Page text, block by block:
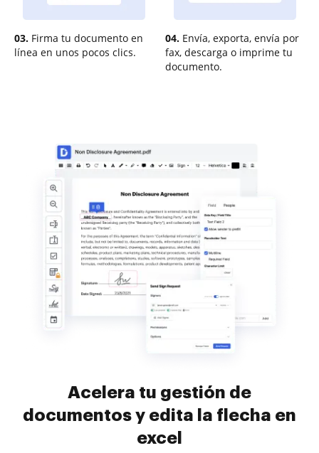
03. Firma tu documento en
línea en unos pocos clics.
04. Envía, exporta, envía por
fax, descarga o imprime tu
documento.
Acelera tu gestión de
documentos y edita la flecha en
excel